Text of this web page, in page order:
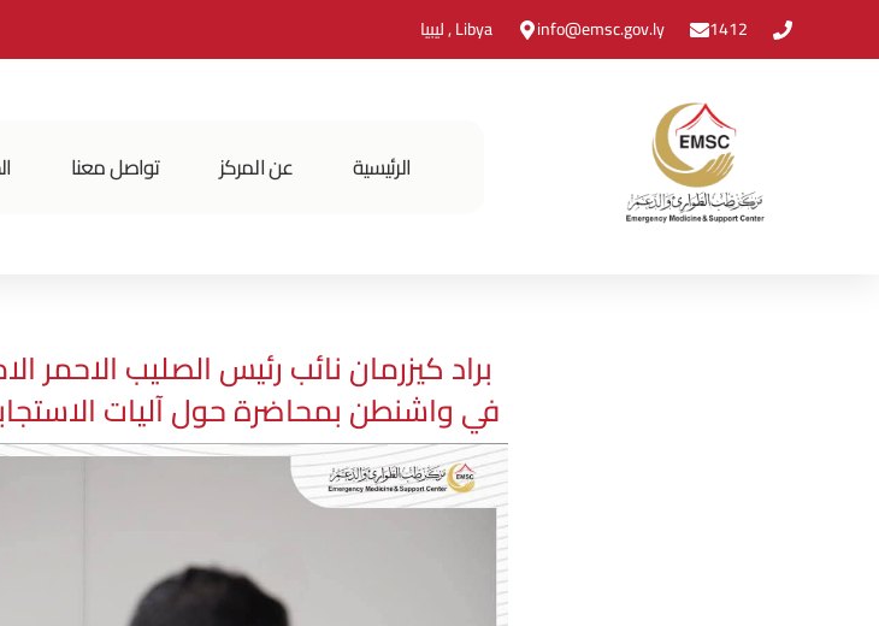
1412
info@emsc.gov.ly Libya , ليبيا
الرئيسية عن المركز تواصل معنا
براد كيزرمان نائب رئيس الصليب الاحمر
في واشنطن بمحاضرة حول آليات